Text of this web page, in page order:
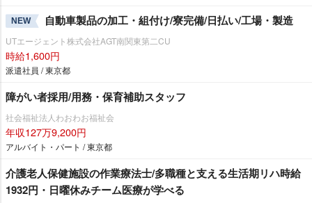
NEW 自動車製品の加工・組付け/寮完備/日払い/工場・製造
UTエージェント株式会社AGT南関東第二CU
時給1,600円
派遣社員 / 東京都
障がい者採用/用務・保育補助スタッフ
社会福祉法人わおわお福祉会
年収127万9,200円
アルバイト・パート / 東京都
介護老人保健施設の作業療法士/多職種と支える生活期リハ時給
1932円・日曜休みチーム医療が学べる